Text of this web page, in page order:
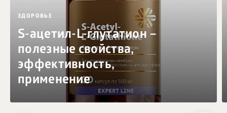
ЗДОРОВЬЕ
S-ацетил-L-глутатион –
полезные свойства,
эффективность,
применение